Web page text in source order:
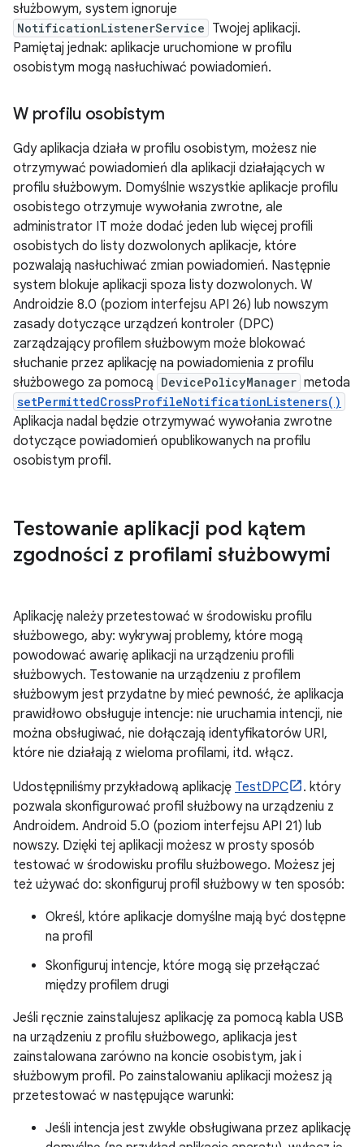
służbowym, system ignoruje
NotificationListenerService Twojej aplikacji.
Pamiętaj jednak: aplikacje uruchomione w profilu
osobistym mogą nasłuchiwać powiadomień.
W profilu osobistym
Gdy aplikacja działa w profilu osobistym, możesz nie
otrzymywać powiadomień dla aplikacji działających w
profilu służbowym. Domyślnie wszystkie aplikacje profilu
osobistego otrzymuje wywołania zwrotne, ale
administrator IT może dodać jeden lub więcej profili
osobistych do listy dozwolonych aplikacje, które
pozwalają nasłuchiwać zmian powiadomień. Następnie
system blokuje aplikacji spoza listy dozwolonych. W
Androidzie 8.0 (poziom interfejsu API 26) lub nowszym
zasady dotyczące urządzeń kontroler (DPC)
zarządzający profilem służbowym może blokować
słuchanie przez aplikację na powiadomienia z profilu
służbowego za pomocą DevicePolicyManager metoda
setPermittedCrossProfileNotificationListeners()
Aplikacja nadal będzie otrzymywać wywołania zwrotne
dotyczące powiadomień opublikowanych na profilu
osobistym profil.
Testowanie aplikacji pod kątem
zgodności z profilami służbowymi
Aplikację należy przetestować w środowisku profilu
służbowego, aby: wykrywaj problemy, które mogą
powodować awarię aplikacji na urządzeniu profili
służbowych. Testowanie na urządzeniu z profilem
służbowym jest przydatne by mieć pewność, że aplikacja
prawidłowo obsługuje intencje: nie uruchamia intencji, nie
można obsługiwać, nie dołączają identyfikatorów URI,
które nie działają z wieloma profilami, itd. włącz.
Udostępniliśmy przykładową aplikację TestDPC
. który
pozwala skonfigurować profil służbowy na urządzeniu z
Androidem. Android 5.0 (poziom interfejsu API 21) lub
nowszy. Dzięki tej aplikacji możesz w prosty sposób
testować w środowisku profilu służbowego. Możesz jej
też używać do: skonfiguruj profil służbowy w ten sposób:
Określ, które aplikacje domyślne mają być dostępne
na profil
Skonfiguruj intencje, które mogą się przełączać
między profilem drugi
Jeśli ręcznie zainstalujesz aplikację za pomocą kabla USB
na urządzeniu z profilu służbowego, aplikacja jest
zainstalowana zarówno na koncie osobistym, jak i
służbowym profil. Po zainstalowaniu aplikacji możesz ją
przetestować w następujące warunki:
Jeśli intencja jest zwykle obsługiwana przez aplikację